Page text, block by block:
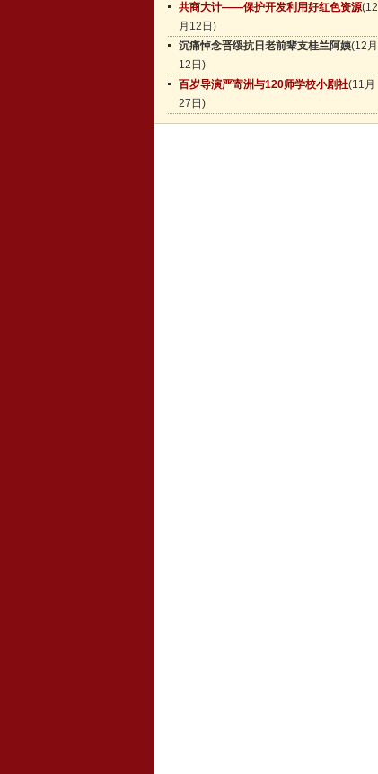
共商大计——保护开发利用好红色资源(12
月12日)
沉痛悼念晋绥抗日老前辈支桂兰阿姨(12月
12日)
百岁导演严寄洲与120师学校小剧社(11月
27日)